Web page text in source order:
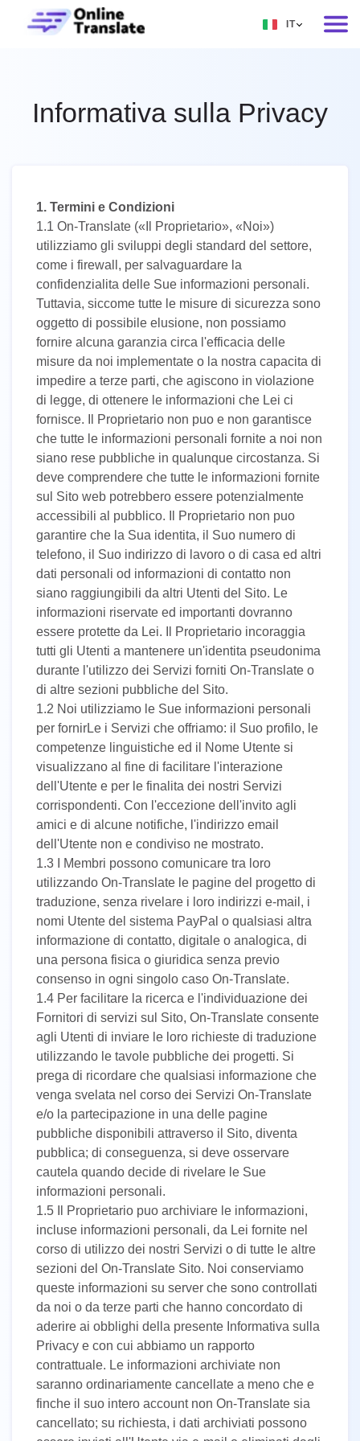
IT
DE
SV
UK
NL
KO
TL
DA
Informativa sulla Privacy
1. Termini e Condizioni
1.1 On-Translate («Il Proprietario», «Noi»)
utilizziamo gli sviluppi degli standard del settore,
come i firewall, per salvaguardare la
confidenzialita delle Sue informazioni personali.
Tuttavia, siccome tutte le misure di sicurezza sono
oggetto di possibile elusione, non possiamo
fornire alcuna garanzia circa l'efficacia delle
misure da noi implementate o la nostra capacita di
impedire a terze parti, che agiscono in violazione
di legge, di ottenere le informazioni che Lei ci
fornisce. Il Proprietario non puo e non garantisce
che tutte le informazioni personali fornite a noi non
siano rese pubbliche in qualunque circostanza. Si
deve comprendere che tutte le informazioni fornite
sul Sito web potrebbero essere potenzialmente
accessibili al pubblico. Il Proprietario non puo
garantire che la Sua identita, il Suo numero di
telefono, il Suo indirizzo di lavoro o di casa ed altri
dati personali od informazioni di contatto non
siano raggiungibili da altri Utenti del Sito. Le
informazioni riservate ed importanti dovranno
essere protette da Lei. Il Proprietario incoraggia
tutti gli Utenti a mantenere un'identita pseudonima
durante l'utilizzo dei Servizi forniti On-Translate o
di altre sezioni pubbliche del Sito.
1.2 Noi utilizziamo le Sue informazioni personali
per fornirLe i Servizi che offriamo: il Suo profilo, le
competenze linguistiche ed il Nome Utente si
visualizzano al fine di facilitare l'interazione
dell'Utente e per le finalita dei nostri Servizi
corrispondenti. Con l'eccezione dell'invito agli
amici e di alcune notifiche, l'indirizzo email
dell'Utente non e condiviso ne mostrato.
1.3 I Membri possono comunicare tra loro
utilizzando On-Translate le pagine del progetto di
traduzione, senza rivelare i loro indirizzi e-mail, i
nomi Utente del sistema PayPal o qualsiasi altra
informazione di contatto, digitale o analogica, di
una persona fisica o giuridica senza previo
consenso in ogni singolo caso On-Translate.
1.4 Per facilitare la ricerca e l'individuazione dei
Fornitori di servizi sul Sito, On-Translate consente
agli Utenti di inviare le loro richieste di traduzione
utilizzando le tavole pubbliche dei progetti. Si
prega di ricordare che qualsiasi informazione che
venga svelata nel corso dei Servizi On-Translate
e/o la partecipazione in una delle pagine
pubbliche disponibili attraverso il Sito, diventa
pubblica; di conseguenza, si deve osservare
cautela quando decide di rivelare le Sue
informazioni personali.
1.5 Il Proprietario puo archiviare le informazioni,
incluse informazioni personali, da Lei fornite nel
corso di utilizzo dei nostri Servizi o di tutte le altre
sezioni del On-Translate Sito. Noi conserviamo
queste informazioni su server che sono controllati
da noi o da terze parti che hanno concordato di
aderire ai obblighi della presente Informativa sulla
Privacy e con cui abbiamo un rapporto
contrattuale. Le informazioni archiviate non
saranno ordinariamente cancellate a meno che e
finche il suo intero account non On-Translate sia
cancellato; su richiesta, i dati archiviati possono